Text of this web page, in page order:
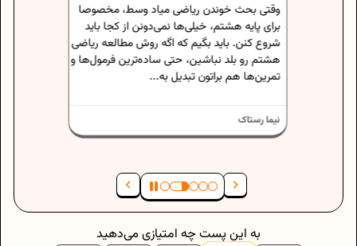
وقتی بحث خوندن ریاضی میاد وسط، مخصوصا
برای پایه هشتم، خیلی‌ها نمی‌دونن از کجا باید
شروع کنن. باید بگیم که اگه روش مطالعه ریاضی
هشتم رو بلد نباشین، حتی ساده‌ترین فرمول‌ها و
تمرین‌ها هم براتون تبدیل به...
نیما رستاک
به این پست چه امتیازی می‌دهید